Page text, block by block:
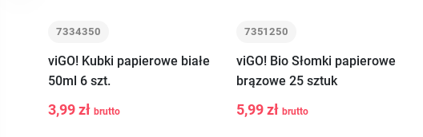
7334350
viGO! Kubki papierowe białe
50ml 6 szt.
3,99 zł brutto
- +
7351250
viGO! Bio Słomki papierowe
brązowe 25 sztuk
5,99 zł brutto
- +